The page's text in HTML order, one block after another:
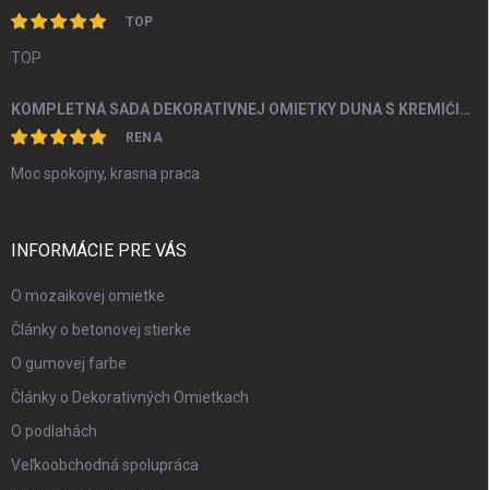
TOP
TOP
KOMPLETNÁ SADA DEKORATÍVNEJ OMIETKY DUNA S KREMIČITÝM PIESKOM A PERLEŤOU OD 5M2
RENA
Moc spokojny, krasna praca
INFORMÁCIE PRE VÁS
O mozaikovej omietke
Články o betonovej stierke
O gumovej farbe
Články o Dekorativných Omietkach
O podlahách
Veľkoobchodná spolupráca